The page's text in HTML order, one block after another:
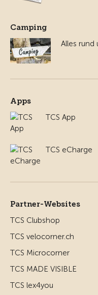
Camping
Alles rund
Apps
TCS App
TCS eCharge
Partner-Websites
TCS Clubshop
TCS velocorner.ch
TCS Microcorner
TCS MADE VISIBLE
TCS lex4you